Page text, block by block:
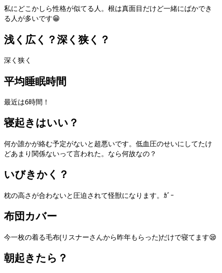
私にどこかしら性格が似てる人。根は真面目だけど一緒にばかでき
る人が多いです😁
浅く広く？深く狭く？
深く狭く
平均睡眠時間
最近は6時間！
寝起きはいい？
何か誰かが絡む予定がないと超悪いです。低血圧のせいにしてたけ
どあまり関係ないって言われた。なら何故なの？
いびきかく？
枕の高さが合わないと圧迫されて怪獣になります。ｶﾞｰ
布団カバー
今一枚の着る毛布(リスナーさんから昨年もらった)だけで寝てます😪
朝起きたら？